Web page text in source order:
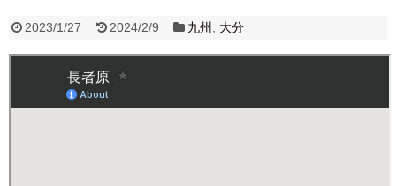
2023/1/27 2024/2/9 九州 大分